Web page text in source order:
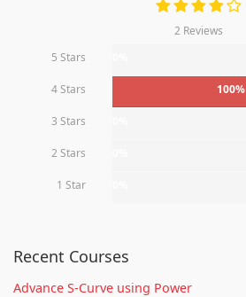
2 Reviews
5 Stars
4 Stars 100%
3 Stars
2 Stars
1 Star
Recent Courses
Advance S-Curve using Power